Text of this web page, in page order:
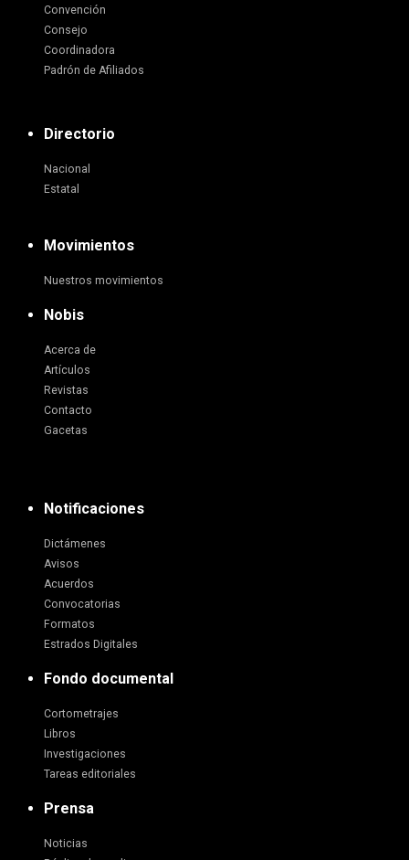
Convención
Consejo
Coordinadora
Padrón de Afiliados
Directorio
Nacional
Estatal
Movimientos
Nuestros movimientos
Nobis
Acerca de
Artículos
Revistas
Contacto
Gacetas
Notificaciones
Dictámenes
Avisos
Acuerdos
Convocatorias
Formatos
Estrados Digitales
Fondo documental
Cortometrajes
Libros
Investigaciones
Tareas editoriales
Prensa
Noticias